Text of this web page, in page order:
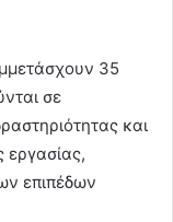
35
σε
και
εργασίας,
επιπέδων